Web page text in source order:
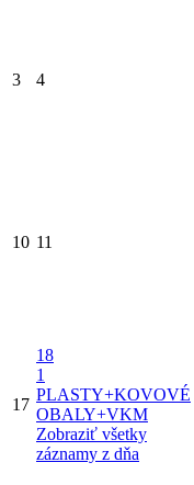
3 4
10 11
17
18
1
PLASTY+KOVOVÉ
OBALY+VKM
Zobraziť všetky
záznamy z dňa